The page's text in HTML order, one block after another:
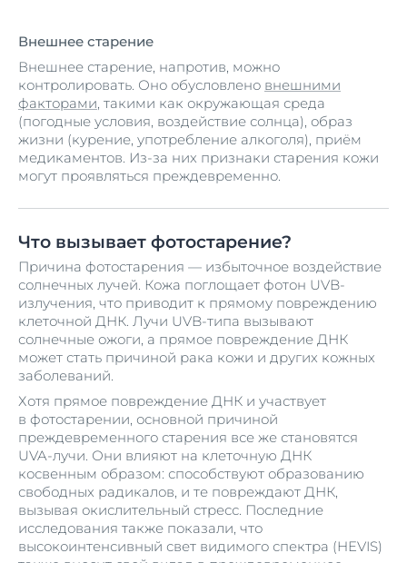
Внешнее старение
Внешнее старение, напротив, можно
контролировать. Оно обусловлено внешними
факторами, такими как окружающая среда
(погодные условия, воздействие солнца), образ
жизни (курение, употребление алкоголя), приём
медикаментов. Из-за них признаки старения кожи
могут проявляться преждевременно.
Что вызывает фотостарение?
Причина фотостарения — избыточное воздействие
солнечных лучей. Кожа поглощает фотон UVB-
излучения, что приводит к прямому повреждению
клеточной ДНК. Лучи UVB-типа вызывают
солнечные ожоги, а прямое повреждение ДНК
может стать причиной рака кожи и других кожных
заболеваний.
Хотя прямое повреждение ДНК и участвует
в фотостарении, основной причиной
преждевременного старения все же становятся
UVA-лучи. Они влияют на клеточную ДНК
косвенным образом: способствуют образованию
свободных радикалов, и те повреждают ДНК,
вызывая окислительный стресс. Последние
исследования также показали, что
высокоинтенсивный свет видимого спектра (HEVIS)